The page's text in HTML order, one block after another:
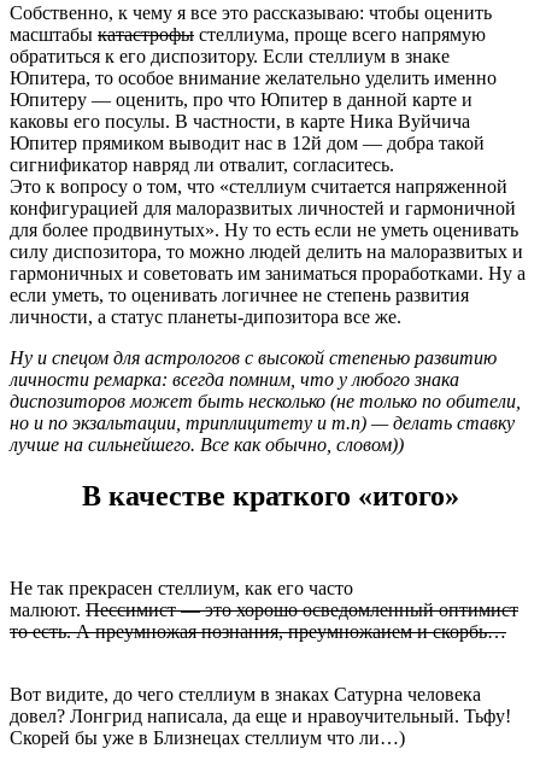
Собственно, к чему я все это рассказываю: чтобы оценить
масштабы катастрофы стеллиума, проще всего напрямую
обратиться к его диспозитору. Если стеллиум в знаке
Юпитера, то особое внимание желательно уделить именно
Юпитеру — оценить, про что Юпитер в данной карте и
каковы его посулы. В частности, в карте Ника Вуйчича
Юпитер прямиком выводит нас в 12й дом — добра такой
сигнификатор навряд ли отвалит, согласитесь.
Это к вопросу о том, что «стеллиум считается напряженной
конфигурацией для малоразвитых личностей и гармоничной
для более продвинутых». Ну то есть если не уметь оценивать
силу диспозитора, то можно людей делить на малоразвитых и
гармоничных и советовать им заниматься проработками. Ну а
если уметь, то оценивать логичнее не степень развития
личности, а статус планеты-дипозитора все же.
Ну и спецом для астрологов с высокой степенью развитию
личности ремарка: всегда помним, что у любого знака
диспозиторов может быть несколько (не только по обители,
но и по экзальтации, триплицитету и т.п) — делать ставку
лучше на сильнейшего. Все как обычно, словом))
В качестве краткого «итого»
Не так прекрасен стеллиум, как его часто
малюют. Пессимист — это хорошо осведомленный оптимист
то есть. А преумножая познания, преумножаием и скорбь…
Вот видите, до чего стеллиум в знаках Сатурна человека
довел? Лонгрид написала, да еще и нравоучительный. Тьфу!
Скорей бы уже в Близнецах стеллиум что ли…)